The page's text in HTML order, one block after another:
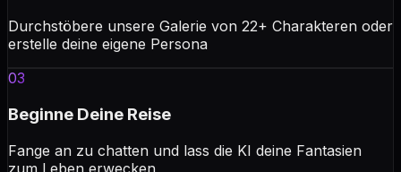
Durchstöbere unsere Galerie von 22+ Charakteren oder
erstelle deine eigene Persona
03
Beginne Deine Reise
Fange an zu chatten und lass die KI deine Fantasien
zum Leben erwecken